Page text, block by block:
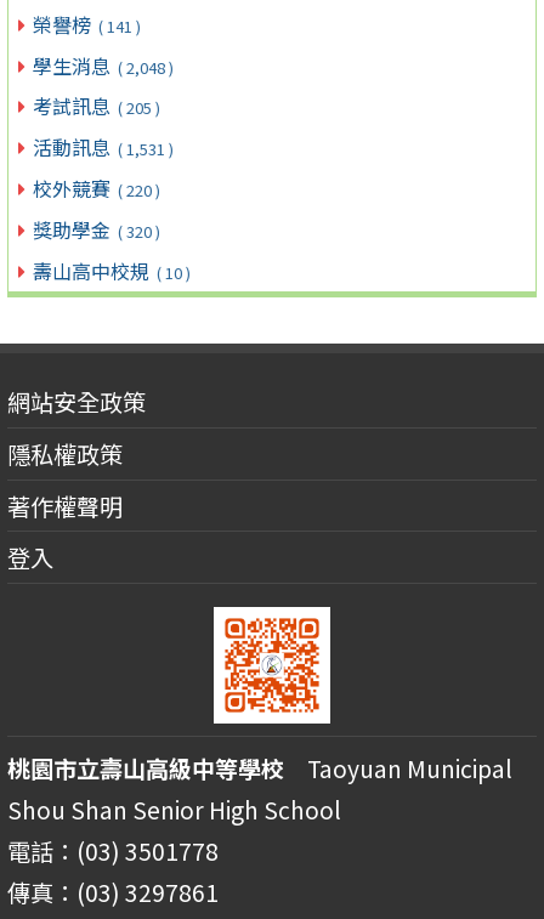
榮譽榜 ( 141 )
學生消息 ( 2,048 )
考試訊息 ( 205 )
活動訊息 ( 1,531 )
校外競賽 ( 220 )
獎助學金 ( 320 )
壽山高中校規 ( 10 )
網站安全政策
隱私權政策
著作權聲明
登入
桃園市立壽山高級中等學校 Taoyuan Municipal
Shou Shan Senior High School
電話：(03) 3501778
傳真：(03) 3297861